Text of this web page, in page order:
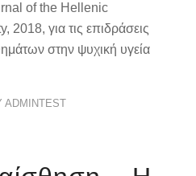
of the Hellenic
για τις επιδράσεις
στην ψυχική υγεία
ADMINTEST